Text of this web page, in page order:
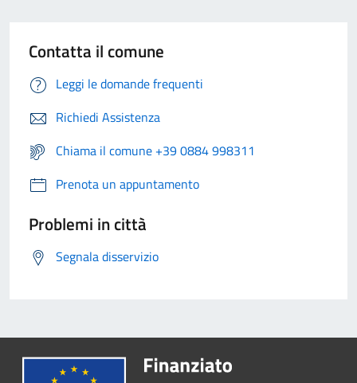
Contatta il comune
Leggi le domande frequenti
Richiedi Assistenza
Chiama il comune +39 0884 998311
Prenota un appuntamento
Problemi in città
Segnala disservizio